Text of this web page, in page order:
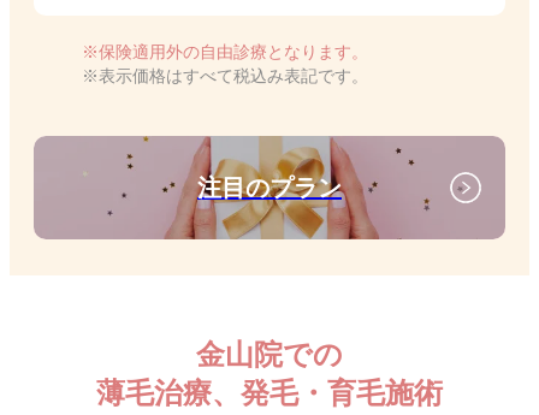
保険適用外の自由診療となります。
表示価格はすべて税込み表記です。
注目のプラン
金山院での
薄毛治療、発毛・育毛施術